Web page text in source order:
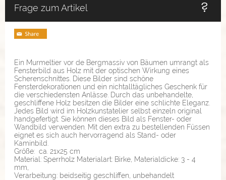
Frage zum Artikel
Ein Murmeltier vor de Bergmassiv von Bäumen umrangt als
Fensterbild aus Holz mit der optischen Wirkung eines
Scherenschnittes. Diese Bilder sind schöne
Fensterdekorationen und ein nichtalltägliches Geschenk für
die verschiedensten Anlässe. Durch das unbehandelte,
geschliffene Holz besitzen die Bilder eine schlichte Eleganz.
Jedes Bild wird im Holzkunstatelier selbst einzeln original
handgefertigt. Sie können dieses Bild als Fenster- oder
Wandbild verwenden. Mit den extra zu bestellenden Füssen
eignet es sich auch hervorragend als Stand- oder
Kaminbild.
Größe: ca. 21x25 cm
Material: Sperrholz Materialart: Birke, Materialdicke: 3 - 4
mm,
Verarbeitung: beidseitig geschliffen, unbehandelt